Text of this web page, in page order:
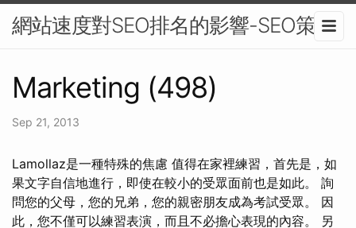
網站速度對SEO排名的影響-SEO策略
Marketing (498)
Sep 21, 2013
Lamollaz是一種特殊的焦慮 值得在家裡練習，首先是，如
果文字自信地進行，即使在較小的受眾面前也是如此。 詢
問您的父母，您的兄弟，您的親密朋友成為考試受眾。 因
此，您不僅可以練習表演，而且不必擔心表現的內容。 另